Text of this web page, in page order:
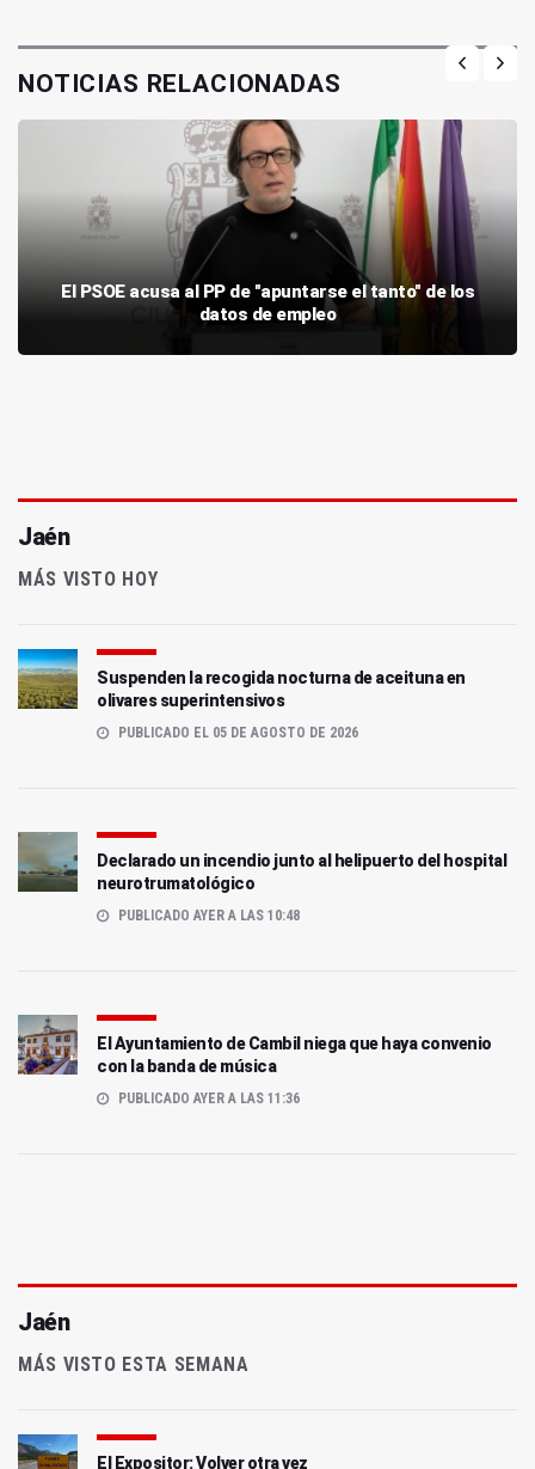
NOTICIAS RELACIONADAS
El PSOE acusa al PP de "apuntarse el tanto" de los
datos de empleo
Jaén
MÁS VISTO HOY
Suspenden la recogida nocturna de aceituna en
olivares superintensivos
PUBLICADO EL 05 DE AGOSTO DE 2026
Declarado un incendio junto al helipuerto del hospital
neurotrumatológico
PUBLICADO AYER A LAS 10:48
El Ayuntamiento de Cambil niega que haya convenio
con la banda de música
PUBLICADO AYER A LAS 11:36
Jaén
MÁS VISTO ESTA SEMANA
El Expositor: Volver otra vez